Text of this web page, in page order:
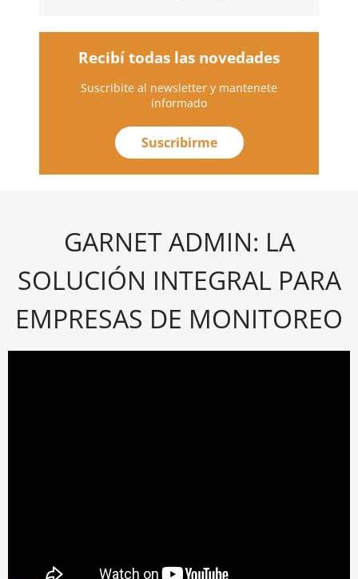
Recibí todas las novedades
Suscribite al newsletter y mantenete
informado
Suscribirme
GARNET ADMIN: LA
SOLUCIÓN INTEGRAL PARA
EMPRESAS DE MONITOREO